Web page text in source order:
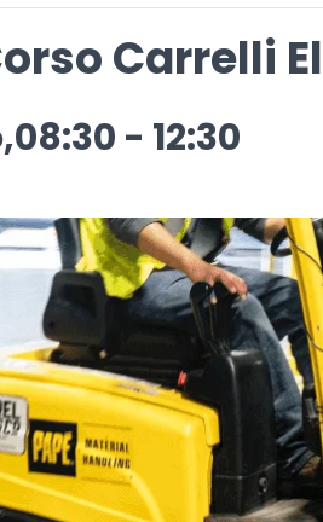
Carrelli
- 12:30